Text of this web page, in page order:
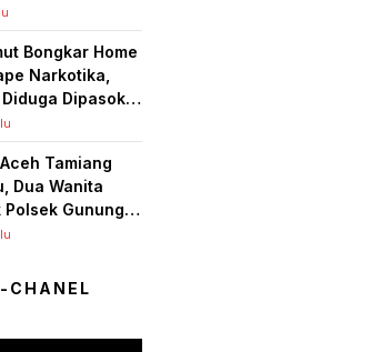
Benahi
dan Siapkan
Banjir
Bongkar Home
Narkotika,
Dipasok
Tamiang
Dua Wanita
Polsek Gunung
Hiburan
CHANEL